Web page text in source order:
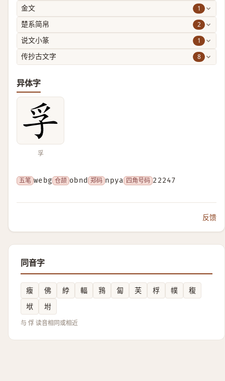
金文 1
楚系简帛 2
说文小篆 1
传抄古文字 8
异体字
孚
五笔 webg 仓颉 obnd 郑码 npya 四角号码 22247
反馈
同音字
癁 佛 綍 輻 䳕 匐 芙 桴 幞
稪
垘
坿
与 俘 读音相同或相近